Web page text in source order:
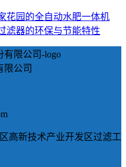
花园的全自动水肥一体机
滤器的环保与节能特性
限公司
高新技术产业开发区过滤工